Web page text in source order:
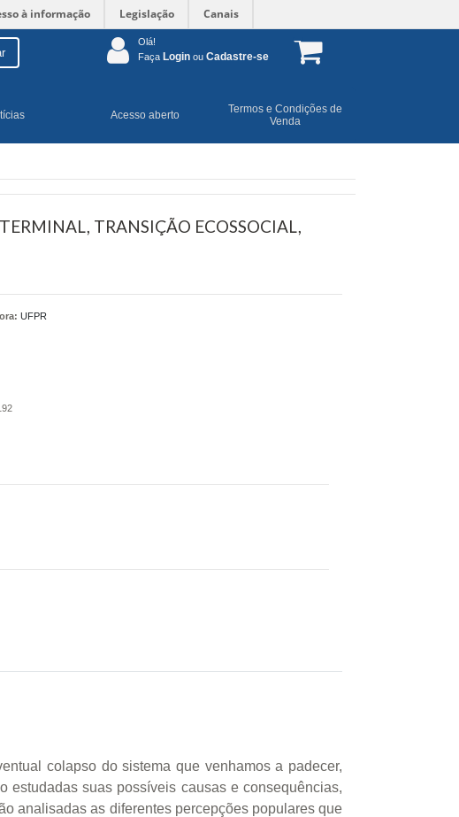
à informação Legislação Canais
Olá!
Faça Login ou Cadastre-se
Acesso aberto
Termos e Condições de
Venda
TRANSIÇÃO ECOSSOCIAL,
UFPR
colapso do sistema que venhamos a padecer,
estudadas suas possíveis causas e consequências,
analisadas as diferentes percepções populares que